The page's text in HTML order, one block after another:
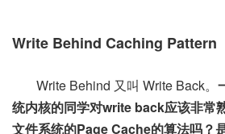
Write Behind Caching Pattern
Write Behind 又叫 Write Back。
统内核的同学对write back应该非常
文件系统的Page Cache的算法吗？